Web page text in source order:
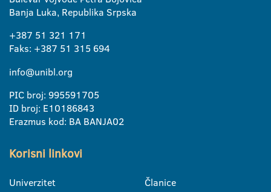
Banja Luka, Republika Srpska
+387 51 321 171
Faks: +387 51 315 694
info@unibl.org
PIC broj: 995591705
ID broj: E10186843
Erazmus kod: BA BANJA02
Korisni linkovi
Univerzitet
Članice